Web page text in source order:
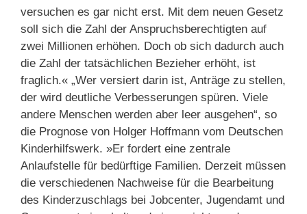
versuchen es gar nicht erst. Mit dem neuen Gesetz
soll sich die Zahl der Anspruchsberechtigten auf
zwei Millionen erhöhen. Doch ob sich dadurch auch
die Zahl der tatsächlichen Bezieher erhöht, ist
fraglich.« „Wer versiert darin ist, Anträge zu stellen,
der wird deutliche Verbesserungen spüren. Viele
andere Menschen werden aber leer ausgehen“, so
die Prognose von Holger Hoffmann vom Deutschen
Kinderhilfswerk. »Er fordert eine zentrale
Anlaufstelle für bedürftige Familien. Derzeit müssen
die verschiedenen Nachweise für die Bearbeitung
des Kinderzuschlags bei Jobcenter, Jugendamt und